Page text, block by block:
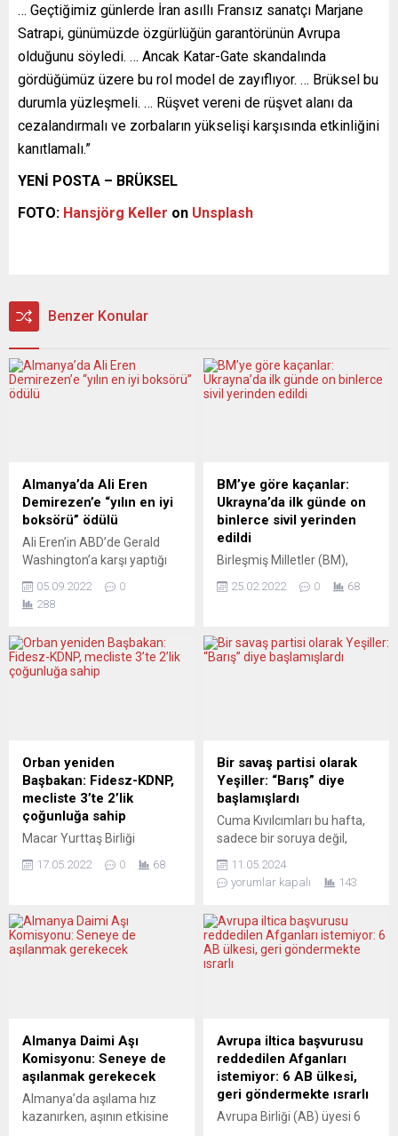
… Geçtiğimiz günlerde İran asıllı Fransız sanatçı Marjane
Satrapi, günümüzde özgürlüğün garantörünün Avrupa
olduğunu söyledi. … Ancak Katar-Gate skandalında
gördüğümüz üzere bu rol model de zayıflıyor. … Brüksel bu
durumla yüzleşmeli. … Rüşvet vereni de rüşvet alanı da
cezalandırmalı ve zorbaların yükselişi karşısında etkinliğini
kanıtlamalı.”
YENİ POSTA – BRÜKSEL
FOTO: Hansjörg Keller on Unsplash
Benzer Konular
Almanya’da Ali Eren
Demirezen’e “yılın en iyi
boksörü” ödülü
Ali Eren’in ABD’de Gerald
Washington’a karşı yaptığı
müsabaka “yılın
karşılaşması” seçilirken,
Türk antrenör Bülent Başer
Almanya’da milli boksör Ali
Eren Demirezen “yılın en iyi
törenle sahiplerine verildi.
Törende, Hamburg merkezli
EC Boxing Kulübüyle ringe
çıkan...
05.09.2022
0
288
BM’ye göre kaçanlar:
Ukrayna’da ilk günde on
binlerce sivil yerinden
edildi
Birleşmiş Milletler (BM),
Rusya’nın Ukrayna’ya askeri
müdahalesinin ardından 100
Mülteciler Yüksek
Komiserliği (UNHCR)
binden fazla kişinin çoktan
evlerini terk etmiş olduğuna
veya ülke içinde yerinden
edilmiş olabileceğine ve
bunların birkaç bininin...
25.02.2022 0 68
Orban yeniden
Başbakan: Fidesz-KDNP,
mecliste 3’te 2’lik
çoğunluğa sahip
Macar Yurttaş Birliği
Viktor Orban, Macaristan
seçilerek göreve başladı.
Toplam 199 sandalyeye
“hayır” oyu kullanırken,
Demokratik Koalisyonu (DK)
ve Jobbik oylamaya
katılmadı. Başbakan seçilen
Fidesz Genel Başkanı
Orban,...
17.05.2022 0 68
Bir savaş partisi olarak
Yeşiller: “Barış” diye
başlamışlardı
Cuma Kıvılcımları bu hafta,
sadece bir soruya değil,
işlenebilecek bir büyük
konuya giriş yapıyor.
karşıtlığı” ve bol bol barış
propagandasıyla başlayan
bir parti, on yıllar içinde nasıl
gericiliğine son armağanı
Yeşiller Partisi....
11.05.2024
yorumlar kapalı
143
Almanya Daimi Aşı
Komisyonu: Seneye de
aşılanmak gerekecek
Almanya’da aşılama hız
kazanırken, aşının etkisine
Avrupa iltica başvurusu
reddedilen Afganları
istemiyor: 6 AB ülkesi,
geri göndermekte ısrarlı
Avrupa Birliği (AB) üyesi 6